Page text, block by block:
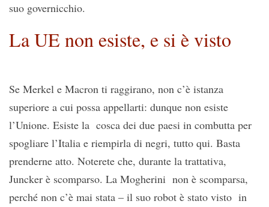
suo governicchio.
La UE non esiste, e si è visto
Se Merkel e Macron ti raggirano, non c’è istanza
superiore a cui possa appellarti: dunque non esiste
l’Unione. Esiste la cosca dei due paesi in combutta per
spogliare l’Italia e riempirla di negri, tutto qui. Basta
prenderne atto. Noterete che, durante la trattativa,
Juncker è scomparso. La Mogherini non è scomparsa,
perché non c’è mai stata – il suo robot è stato visto in